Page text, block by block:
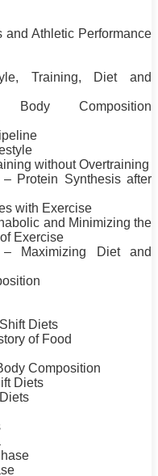
and Athletic Performance
Training, Dietand
Body Composition
without Overtraining
– Protein Synthesis after
with Exercise
and Minimizing the
Exercise
Maximizing
Dietand
Diets
of Food
Composition
Diets